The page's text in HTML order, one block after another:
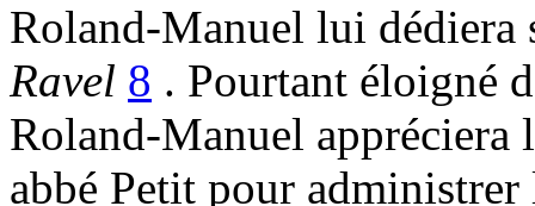
Roland-Manuel lui dédiera
Ravel 8 . Pourtant éloigné
Roland-Manuel
abbé Petit pour